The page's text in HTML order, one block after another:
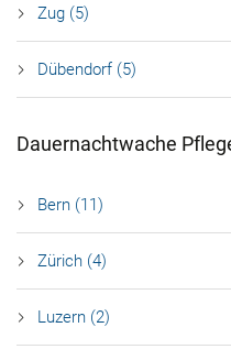
Zug (5)
Dübendorf (5)
Dauernachtwache
Bern (11)
Zürich (4)
Luzern (2)